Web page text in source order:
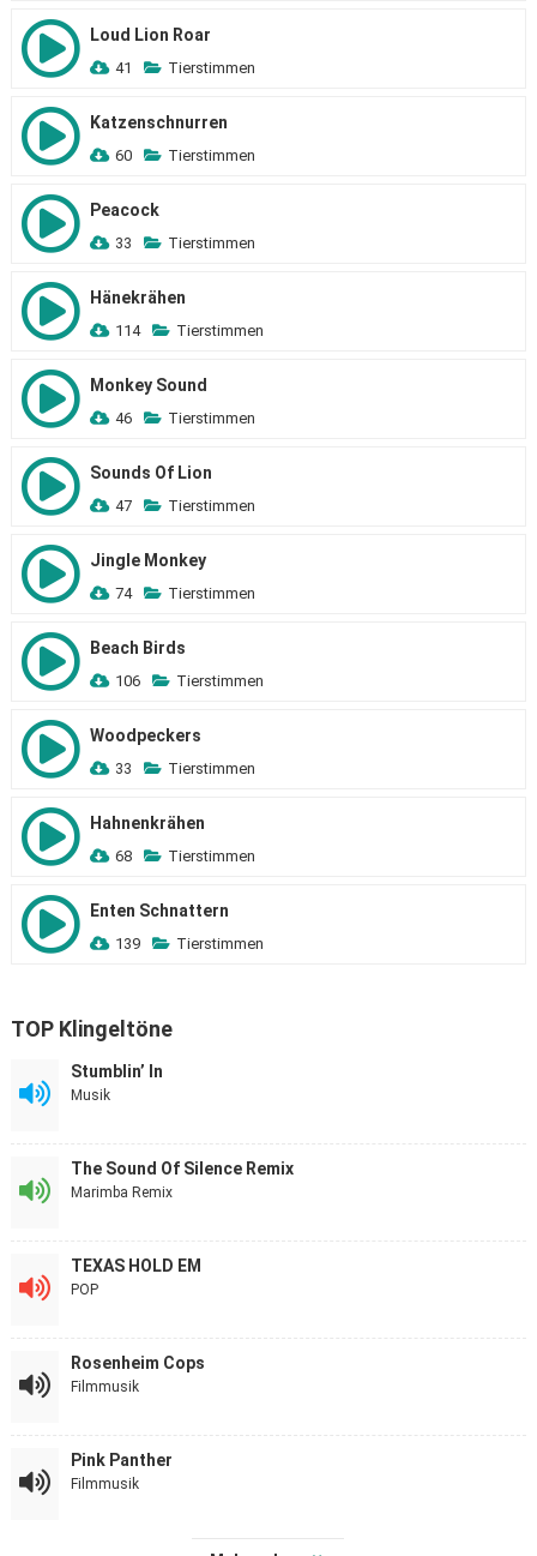
Loud Lion Roar
41 Tierstimmen
Katzenschnurren
60 Tierstimmen
Peacock
33 Tierstimmen
Hänekrähen
114 Tierstimmen
Monkey Sound
46 Tierstimmen
Sounds Of Lion
47 Tierstimmen
Jingle Monkey
74 Tierstimmen
Beach Birds
106 Tierstimmen
Woodpeckers
33 Tierstimmen
Hahnenkrähen
68 Tierstimmen
Enten Schnattern
139 Tierstimmen
TOP Klingeltöne
Stumblin’ In
Musik
The Sound Of Silence Remix
Marimba Remix
TEXAS HOLD EM
POP
Rosenheim Cops
Filmmusik
Pink Panther
Filmmusik